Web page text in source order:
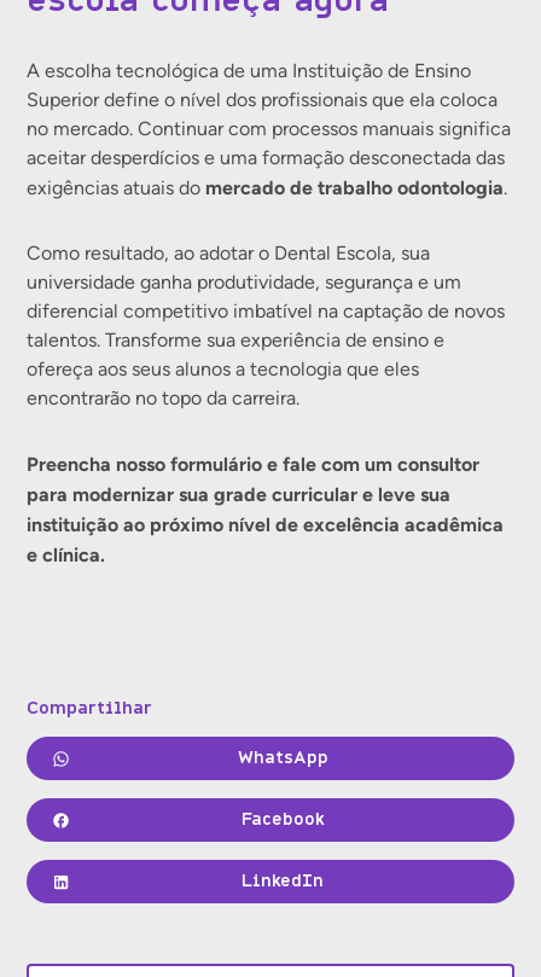
A escolha tecnológica de uma Instituição de Ensino
Superior define o nível dos profissionais que ela coloca
no mercado. Continuar com processos manuais significa
aceitar desperdícios e uma formação desconectada das
exigências atuais do mercado de trabalho odontologia.
Como resultado, ao adotar o Dental Escola, sua
universidade ganha produtividade, segurança e um
diferencial competitivo imbatível na captação de novos
talentos. Transforme sua experiência de ensino e
ofereça aos seus alunos a tecnologia que eles
encontrarão no topo da carreira.
Preencha nosso formulário e fale com um consultor
para modernizar sua grade curricular e leve sua
instituição ao próximo nível de excelência acadêmica
e clínica.
Compartilhar
WhatsApp
Facebook
LinkedIn